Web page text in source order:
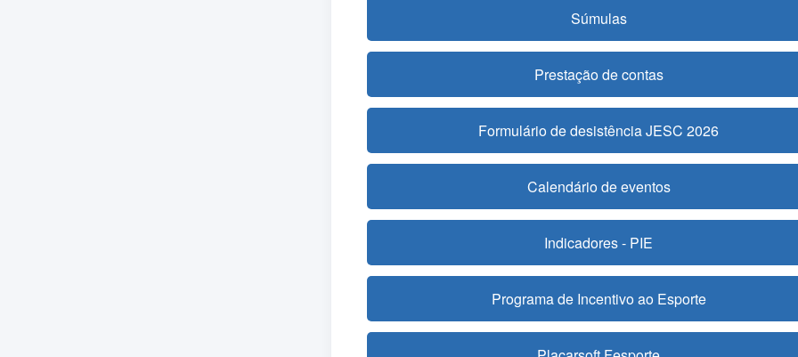
Súmulas
Prestação de contas
Formulário de desistência JESC 2026
Calendário de eventos
Indicadores - PIE
Programa de Incentivo ao Esporte